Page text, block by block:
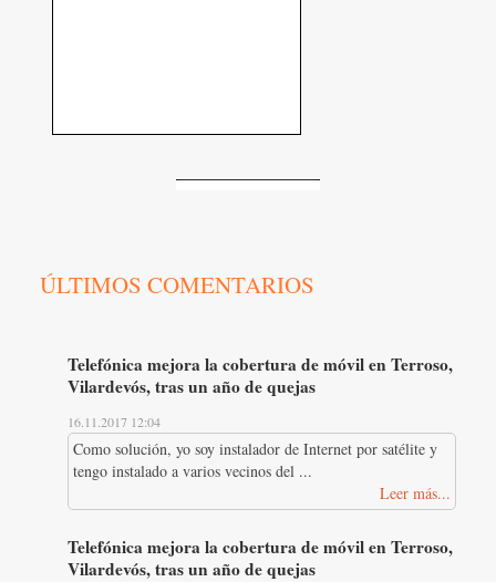
ÚLTIMOS COMENTARIOS
Telefónica mejora la cobertura de móvil en Terroso,
Vilardevós, tras un año de quejas
16.11.2017 12:04
Como solución, yo soy instalador de Internet por satélite y
tengo instalado a varios vecinos del ...
Leer más...
Telefónica mejora la cobertura de móvil en Terroso,
Vilardevós, tras un año de quejas